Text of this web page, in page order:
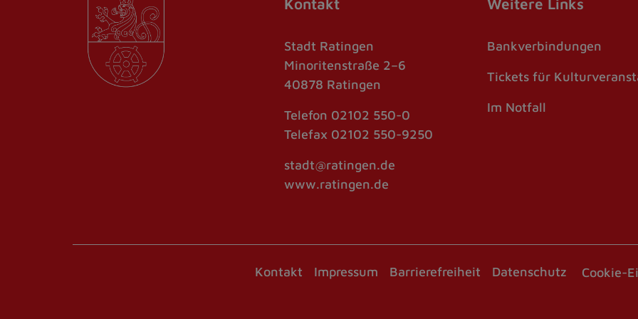
Kontakt
Stadt Ratingen
Minoritenstraße 2–6
40878 Ratingen
Telefon 02102 550-0
Telefax 02102 550-9250
stadt@ratingen.de
www.ratingen.de
Weitere Links
Bankverbindungen
Tickets für
Im Notfall
Kontakt Impressum Barrierefreiheit Datenschutz Cookie-